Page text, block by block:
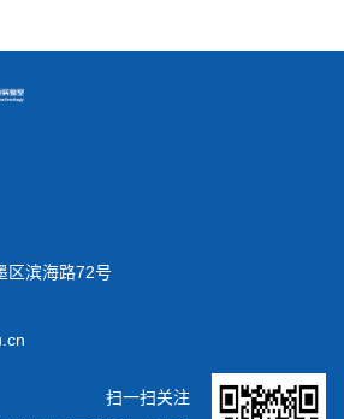
区滨海路72号
扫一扫关注